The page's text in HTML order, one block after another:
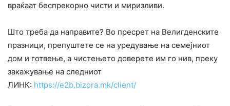
враќаат беспрекорно чисти и миризливи.
Што треба да направите? Во пресрет на Велигденските
празници, препуштете се на уредување на семејниот
дом и готвење, а чистењето доверете им го нив, преку
закажување на следниот
ЛИНК: https://e2b.bizora.mk/client/